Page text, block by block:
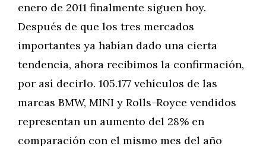
enero de 2011 finalmente siguen hoy.
Después de que los tres mercados
importantes ya habían dado una cierta
tendencia, ahora recibimos la confirmación,
por así decirlo. 105.177 vehículos de las
marcas BMW, MINI y Rolls-Royce vendidos
representan un aumento del 28% en
comparación con el mismo mes del año